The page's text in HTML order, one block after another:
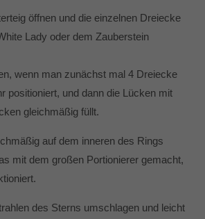
öffnen und die einzelnen Dreiecke
Lady oder dem Zauberstein
wenn man zunächst mal 4 Dreiecke
positioniert, und dann die Lücken mit
gleichmäßig füllt.
auf dem inneren des Rings
mit dem großen Portionierer gemacht,
des Sterns umschlagen und leicht